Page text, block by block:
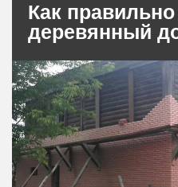
Как
деревянный